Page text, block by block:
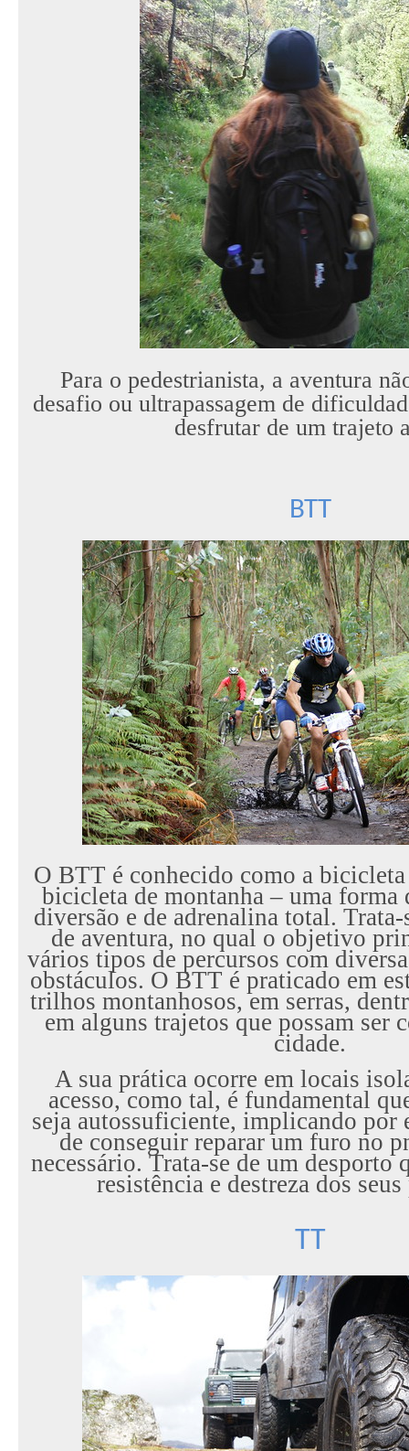
Para o pedestrianista, a aventura
desafio ou ultrapassagem de
desfrutar de um trajeto
BTT
O BTT é conhecido como a
bicicleta de montanha – uma forma
diversão e de adrenalina total.
de aventura, no qual o objetivo
vários tipos de percursos com
obstáculos. O BTT é praticado em
trilhos montanhosos, em serras,
em alguns trajetos que possam ser
cidade.
A sua prática ocorre em locais
acesso, como tal, é fundamental
seja autossuficiente, implicando por
de conseguir reparar um furo no
necessário. Trata-se de um desporto
resistência e destreza dos
TT